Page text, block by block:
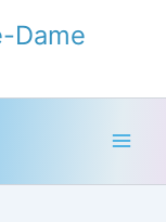
Dame